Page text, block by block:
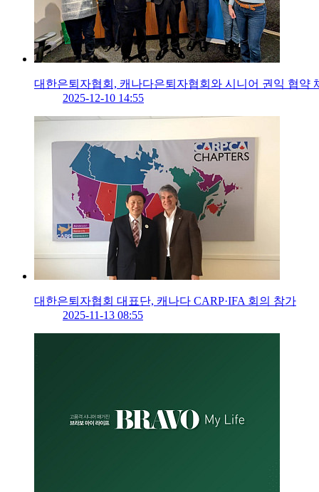
대한은퇴자협회, 캐나다은퇴자협회와 시니어 권익 협약
2025-12-10 14:55
대한은퇴자협회 대표단, 캐나다 CARP·IFA 회의 참가
2025-11-13 08:55